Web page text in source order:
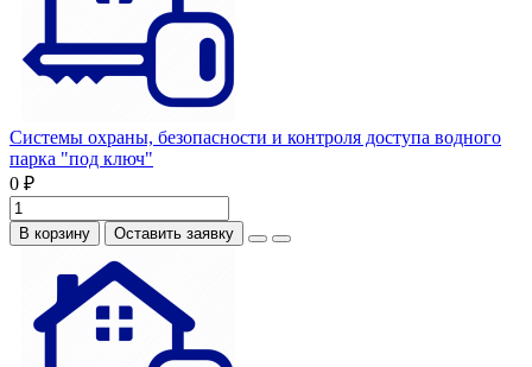
Системы охраны, безопасности и контроля доступа водного
парка "под ключ"
0 ₽
В корзину Оставить заявку